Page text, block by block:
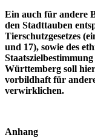
Ein auch für andere
den Stadttauben
Tierschutzgesetzes
und 17), sowie des
Württemberg soll
vorbildhaft für
verwirklichen.
Anhang